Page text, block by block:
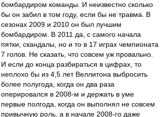
бомбардиром команды. И неизвестно сколько
бы он забил в том году, если бы не травма. В
сезонах 2009 и 2010 он был лучшим
бомбардиром. В 2011 да, с самого начала
пятки, скандалы, но и то в 17 играх чемпионата
7 голов. Не сказать, что совсем уж провально.
И если до конца разбираться в цифрах, то
неплохо бы из 4,5 лет Веллитона выбросить
более полугода, когда он два раза
оперировался в 2008-м и держать в уме
первые полгода, когда он выполнял не совсем
привычную роль, а в начале 2008-го даже